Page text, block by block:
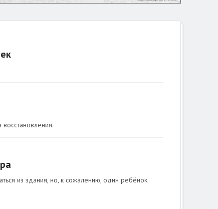
из здания, но, к сожалению, один ребёнок